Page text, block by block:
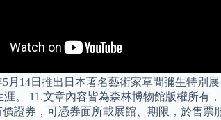
月14日推出日本著名藝術家草間彌生特
。 11.文章內容皆為森林博物館版權所
證券，可憑券面所載展館、期限，於售票